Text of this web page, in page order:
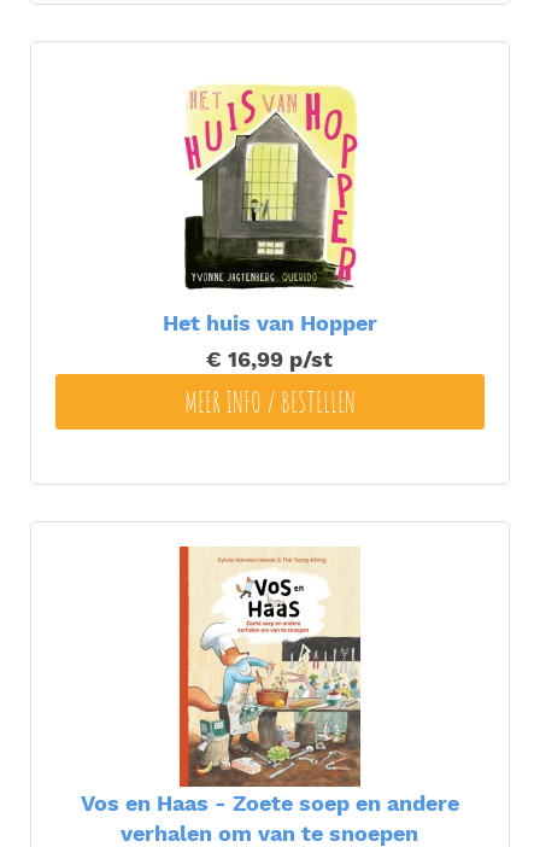
Het huis van Hopper
€ 16,99 p/st
MEER INFO / BESTELLEN
Vos en Haas - Zoete soep en andere
verhalen om van te snoepen